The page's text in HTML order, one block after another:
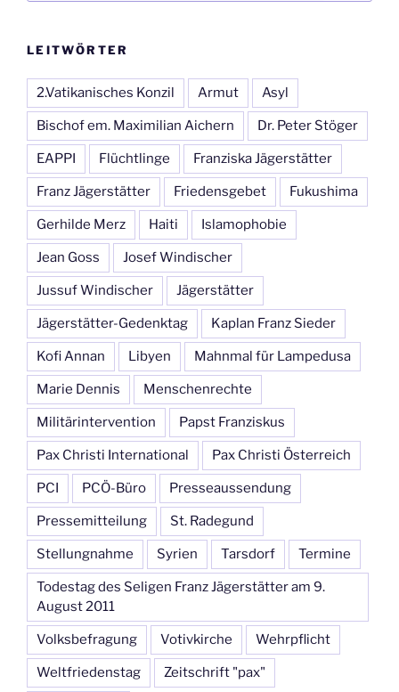
LEITWÖRTER
2.Vatikanisches Konzil Armut Asyl
Bischof em. Maximilian Aichern Dr. Peter Stöger
EAPPI Flüchtlinge Franziska Jägerstätter
Franz Jägerstätter Friedensgebet Fukushima
Gerhilde Merz Haiti Islamophobie
Jean Goss Josef Windischer
Jussuf Windischer Jägerstätter
Jägerstätter-Gedenktag Kaplan Franz Sieder
Kofi Annan Libyen Mahnmal für Lampedusa
Marie Dennis Menschenrechte
Militärintervention Papst Franziskus
Pax Christi International Pax Christi Österreich
PCI PCÖ-Büro Presseaussendung
Pressemitteilung St. Radegund
Stellungnahme Syrien Tarsdorf Termine
Todestag des Seligen Franz Jägerstätter am 9.
August 2011
Volksbefragung Votivkirche Wehrpflicht
Weltfriedenstag Zeitschrift "pax"